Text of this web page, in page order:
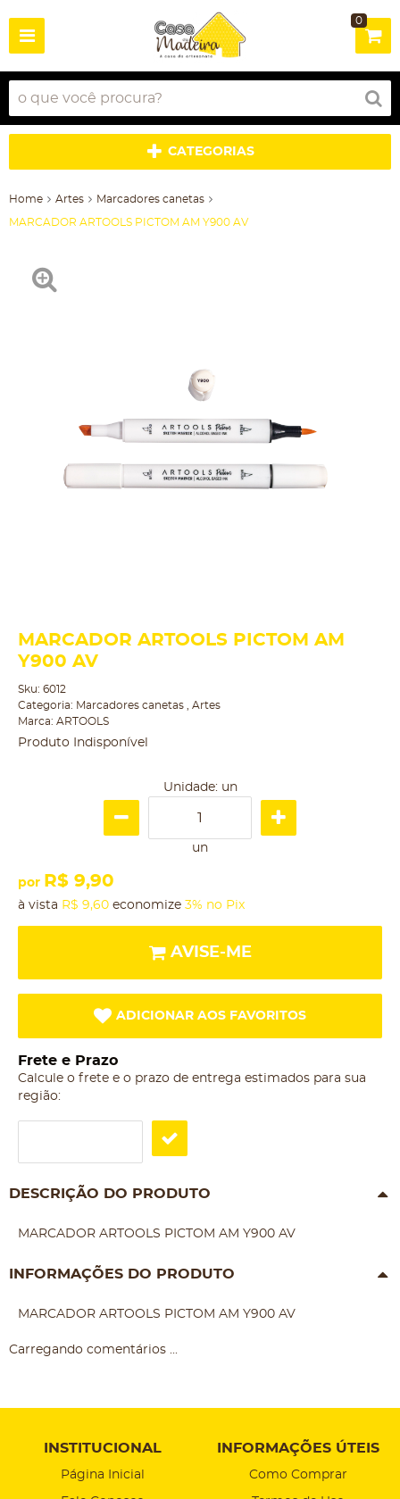
0
CATEGORIAS
Home Artes Marcadores canetas
MARCADOR ARTOOLS PICTOM AM Y900 AV
MARCADOR ARTOOLS PICTOM AM
Y900 AV
Sku: 6012
Categoria: Marcadores canetas
Artes
Marca: ARTOOLS
Produto Indisponível
Unidade: un
un
por R$ 9,90
à vista R$ 9,60 economize 3% no Pix
AVISE-ME
ADICIONAR AOS FAVORITOS
Frete e Prazo
Calcule o frete e o prazo de entrega estimados para sua
região:
DESCRIÇÃO DO PRODUTO
MARCADOR ARTOOLS PICTOM AM Y900 AV
INFORMAÇÕES DO PRODUTO
MARCADOR ARTOOLS PICTOM AM Y900 AV
Carregando comentários ...
INSTITUCIONAL
Página Inicial
INFORMAÇÕES ÚTEIS
Como Comprar